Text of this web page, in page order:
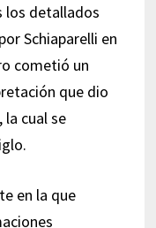
los detallados
Schiaparelli en
cometió un
que dio
cual se
en la que